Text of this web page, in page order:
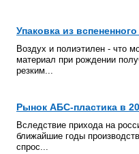
Упаковка из
Воздух и полиэтилен - что
материал при рождении
резким...
Рынок АБС-пластика в
Вследствие прихода на
ближайшие годы
спрос...